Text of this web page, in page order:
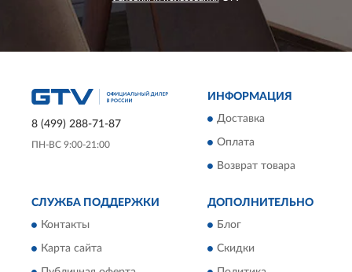
8 (499) 288-71-87
ПН-ВС 9:00-21:00
ИНФОРМАЦИЯ
Доставка
Оплата
Возврат товара
СЛУЖБА ПОДДЕРЖКИ
Контакты
Карта сайта
ДОПОЛНИТЕЛЬНО
Блог
Скидки